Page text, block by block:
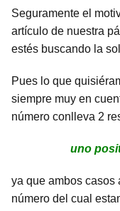
Seguramente el
artículo de nuestra
estés buscando la
Pues lo que
siempre muy en
número conlleva 2
uno
ya que ambos casos
número del cual